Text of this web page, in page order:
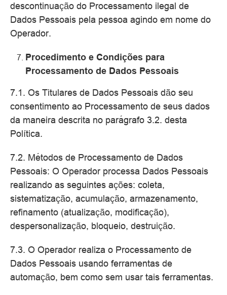
descontinuação do Processamento ilegal de
Dados Pessoais pela pessoa agindo em nome do
Operador.
Procedimento e Condições para
Processamento de Dados Pessoais
7.1. Os Titulares de Dados Pessoais dão seu
consentimento ao Processamento de seus dados
da maneira descrita no parágrafo 3.2. desta
Política.
7.2. Métodos de Processamento de Dados
Pessoais: O Operador processa Dados Pessoais
realizando as seguintes ações: coleta,
sistematização, acumulação, armazenamento,
refinamento (atualização, modificação),
despersonalização, bloqueio, destruição.
7.3. O Operador realiza o Processamento de
Dados Pessoais usando ferramentas de
automação, bem como sem usar tais ferramentas.